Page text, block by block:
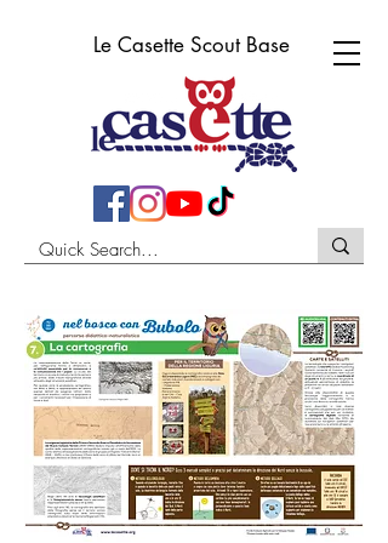
Le Casette Scout Base